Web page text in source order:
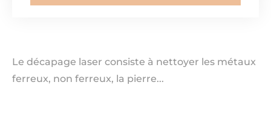
Le décapage laser consiste à nettoyer les métaux
ferreux, non ferreux, la pierre...